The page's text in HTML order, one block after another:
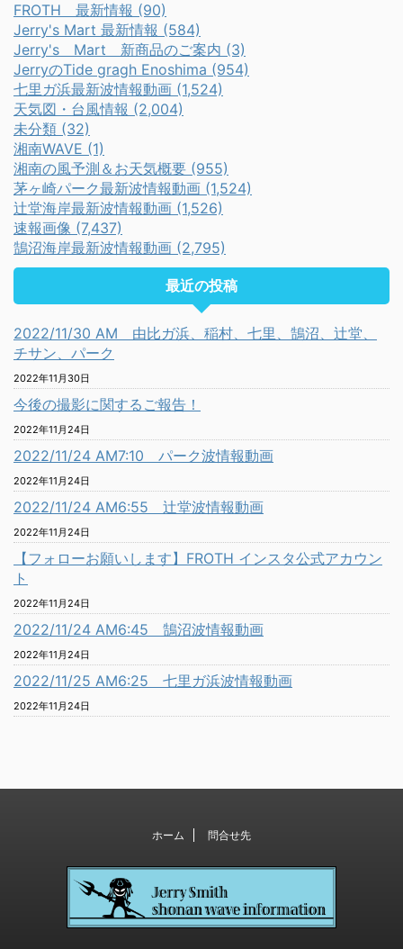
FROTH 最新情報 (90)
Jerry's Mart 最新情報 (584)
Jerry's Mart 新商品のご案内 (3)
JerryのTide gragh Enoshima (954)
七里ガ浜最新波情報動画 (1,524)
天気図・台風情報 (2,004)
未分類 (32)
湘南WAVE (1)
湘南の風予測＆お天気概要 (955)
茅ヶ崎パーク最新波情報動画 (1,524)
辻堂海岸最新波情報動画 (1,526)
速報画像 (7,437)
鵠沼海岸最新波情報動画 (2,795)
最近の投稿
2022/11/30 AM 由比ガ浜、稲村、七里、鵠沼、辻堂、
チサン、パーク
2022年11月30日
今後の撮影に関するご報告！
2022年11月24日
2022/11/24 AM7:10 パーク波情報動画
2022年11月24日
2022/11/24 AM6:55 辻堂波情報動画
2022年11月24日
【フォローお願いします】FROTH インスタ公式アカウン
ト
2022年11月24日
2022/11/24 AM6:45 鵠沼波情報動画
2022年11月24日
2022/11/25 AM6:25 七里ガ浜波情報動画
2022年11月24日
ホーム 問合せ先